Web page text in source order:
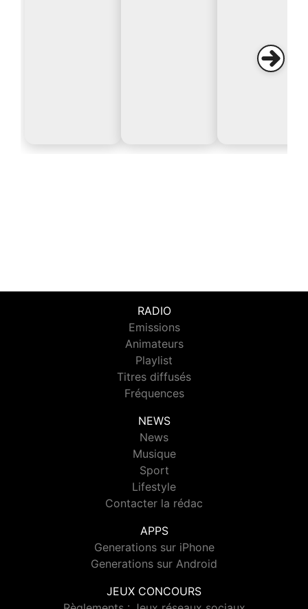
RADIO
Emissions
Animateurs
Playlist
Titres diffusés
Fréquences
NEWS
News
Musique
Sport
Lifestyle
Contacter la rédac
APPS
Generations sur iPhone
Generations sur Android
JEUX CONCOURS